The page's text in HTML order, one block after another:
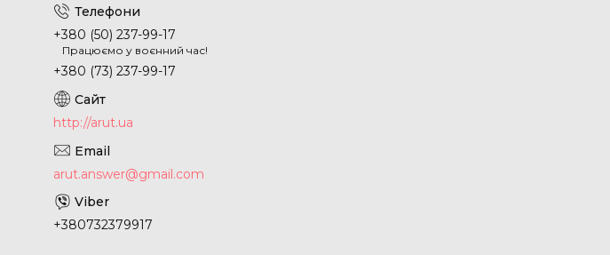
+380 (50) 237-99-17
Працюємо у воєнний час!
+380 (73) 237-99-17
http://arut.ua
arut.answer@gmail.com
+380732379917